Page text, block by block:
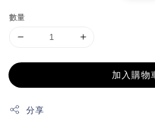
數量
加入購物
分享